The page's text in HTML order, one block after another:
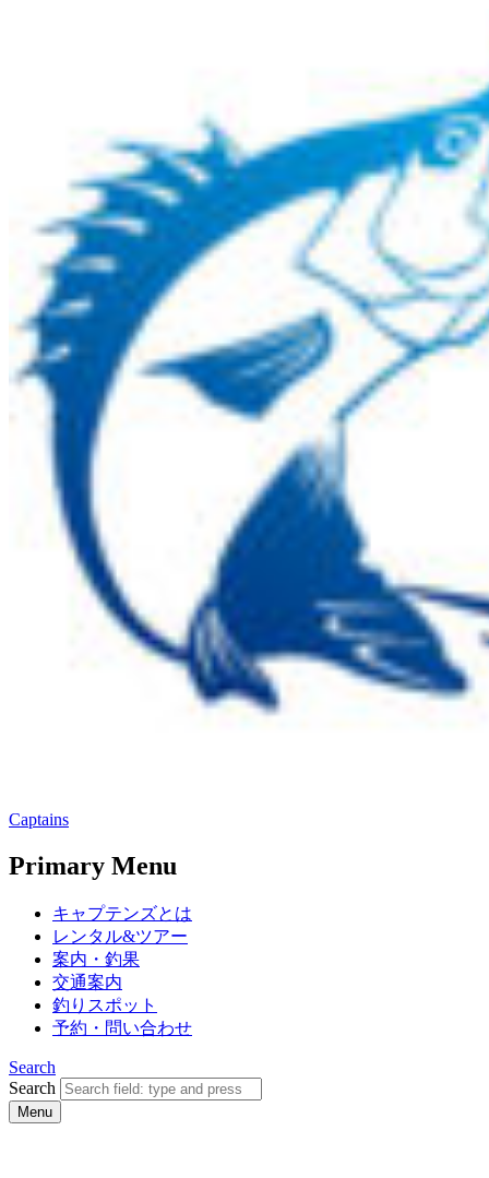
Captains
Primary Menu
キャプテンズとは
レンタル&ツアー
案内・釣果
交通案内
釣りスポット
予約・問い合わせ
Search
Search
Menu